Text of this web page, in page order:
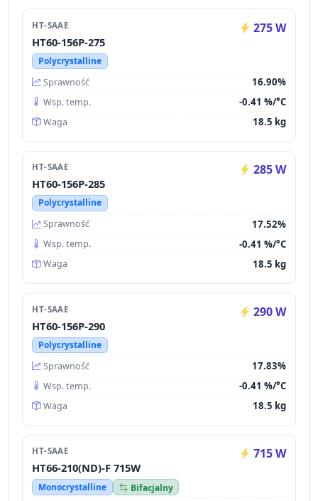
HT-SAAE 275 W
HT60-156P-275
Polycrystalline
Sprawność
16.90%
Wsp. temp. -0.41 %/°C
Waga 18.5 kg
HT-SAAE 285 W
HT60-156P-285
Polycrystalline
Sprawność
17.52%
Wsp. temp. -0.41 %/°C
Waga 18.5 kg
HT-SAAE 290 W
HT60-156P-290
Polycrystalline
Sprawność
17.83%
Wsp. temp. -0.41 %/°C
Waga 18.5 kg
HT-SAAE 715 W
HT66-210(ND)-F 715W
Monocrystalline
Bifacjalny